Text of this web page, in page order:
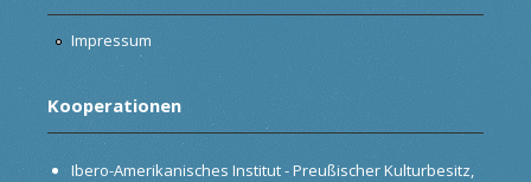
Impressum
Kooperationen
Ibero-Amerikanisches Institut - Preußischer Kulturbesitz,